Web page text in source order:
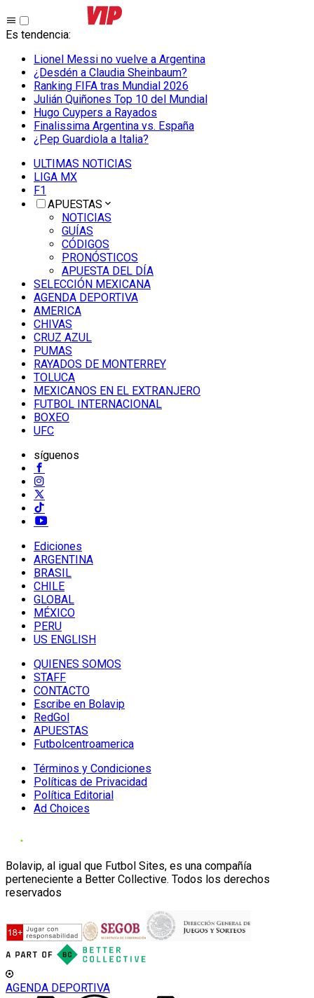
Es tendencia:
Lionel Messi no vuelve a Argentina
¿Desdén a Claudia Sheinbaum?
Ranking FIFA tras Mundial 2026
Julián Quiñones Top 10 del Mundial
Hugo Cuypers a Rayados
Finalissima Argentina vs. España
¿Pep Guardiola a Italia?
ULTIMAS NOTICIAS
LIGA MX
F1
APUESTAS
NOTICIAS
GUÍAS
CÓDIGOS
PRONÓSTICOS
APUESTA DEL DÍA
SELECCIÓN MEXICANA
AGENDA DEPORTIVA
AMERICA
CHIVAS
CRUZ AZUL
PUMAS
RAYADOS DE MONTERREY
TOLUCA
MEXICANOS EN EL EXTRANJERO
FUTBOL INTERNACIONAL
BOXEO
UFC
síguenos
Ediciones
ARGENTINA
BRASIL
CHILE
GLOBAL
MÉXICO
PERU
US ENGLISH
QUIENES SOMOS
STAFF
CONTACTO
Escribe en Bolavip
RedGol
APUESTAS
Futbolcentroamerica
Términos y Condiciones
Políticas de Privacidad
Política Editorial
Ad Choices
Bolavip, al igual que Futbol Sites, es una compañía
perteneciente a Better Collective. Todos los derechos
reservados
AGENDA DEPORTIVA